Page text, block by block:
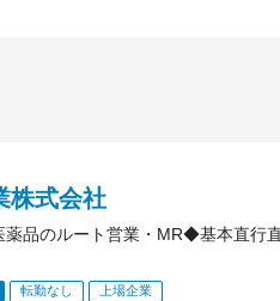
株式会社
薬品のルート営業・MR◆基本直行
転勤なし 上場企業